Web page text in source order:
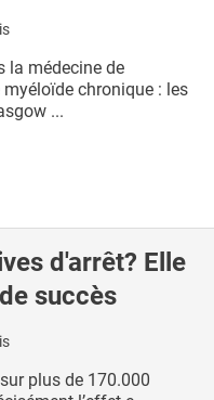
la médecine de
chronique : les
...
d'arrêt? Elle
succès
plus de 170.000